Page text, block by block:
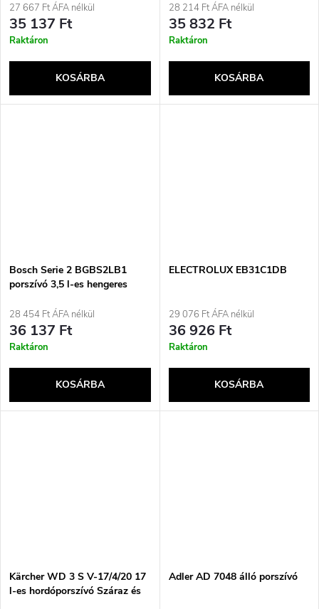
27 667 Ft ÁFA nélkül
35 137 Ft
Raktáron
KOSÁRBA
28 214 Ft ÁFA nélkül
35 832 Ft
Raktáron
KOSÁRBA
Bosch Serie 2 BGBS2LB1
porszívó 3,5 l-es hengeres
28 454 Ft ÁFA nélkül
36 137 Ft
Raktáron
KOSÁRBA
ELECTROLUX EB31C1DB
29 076 Ft ÁFA nélkül
36 926 Ft
Raktáron
KOSÁRBA
Kärcher WD 3 S V-17/4/20 17
l-es hordóporszívó Száraz és
Adler AD 7048 álló porszívó